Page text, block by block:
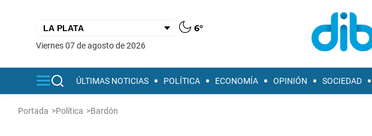
6°
viernes 07 de agosto de 2026
ÚLTIMAS NOTICIAS POLÍTICA ECONOMÍA OPINIÓN SOCIEDAD
Portada >Política >Bardón